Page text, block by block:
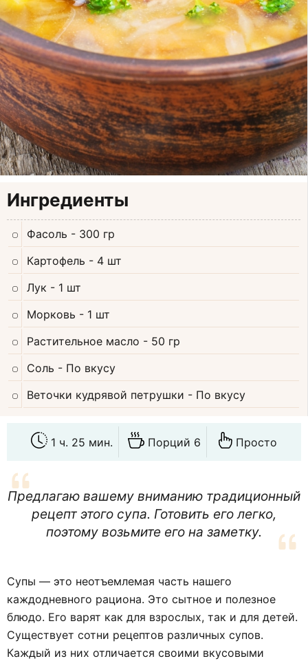
Ингредиенты
Фасоль - 300 гр
Картофель - 4 шт
Лук - 1 шт
Морковь - 1 шт
Растительное масло - 50 гр
Соль - По вкусу
Веточки кудрявой петрушки - По вкусу
1 ч. 25 мин. Порций 6 Просто
Предлагаю вашему вниманию традиционный
рецепт этого супа. Готовить его легко,
поэтому возьмите его на заметку.
Супы — это неотъемлемая часть нашего
каждодневного рациона. Это сытное и полезное
блюдо. Его варят как для взрослых, так и для детей.
Существует сотни рецептов различных супов.
Каждый из них отличается своими вкусовыми